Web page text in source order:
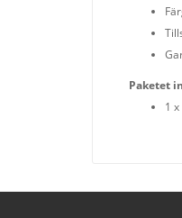
Paketet
1